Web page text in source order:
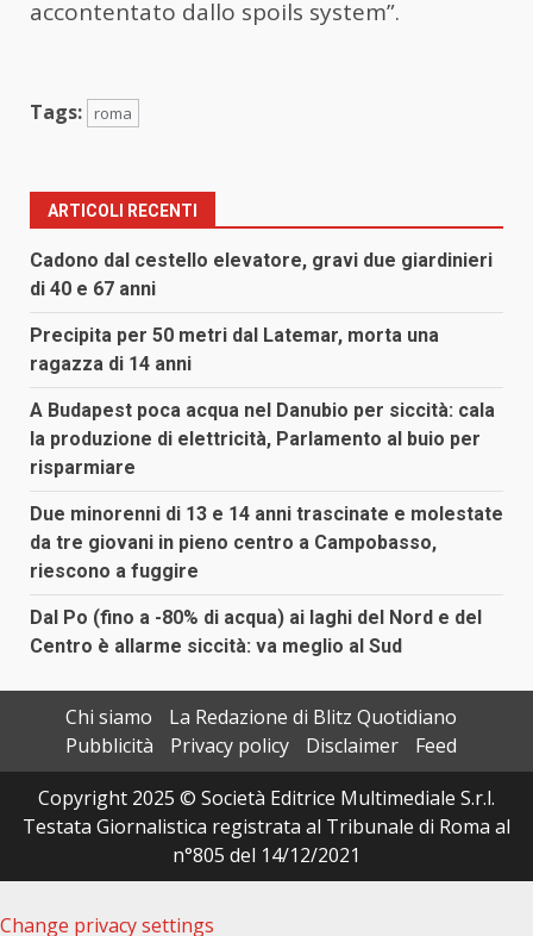
accontentato dallo spoils system”.
Tags: roma
ARTICOLI RECENTI
Cadono dal cestello elevatore, gravi due giardinieri
di 40 e 67 anni
Precipita per 50 metri dal Latemar, morta una
ragazza di 14 anni
A Budapest poca acqua nel Danubio per siccità: cala
la produzione di elettricità, Parlamento al buio per
risparmiare
Due minorenni di 13 e 14 anni trascinate e molestate
da tre giovani in pieno centro a Campobasso,
riescono a fuggire
Dal Po (fino a -80% di acqua) ai laghi del Nord e del
Centro è allarme siccità: va meglio al Sud
Chi siamo
La Redazione di Blitz Quotidiano
Pubblicità
Privacy policy Disclaimer
Feed
Copyright 2025 © Società Editrice Multimediale S.r.l.
Testata Giornalistica registrata al Tribunale di Roma al
n°805 del 14/12/2021
Change privacy settings